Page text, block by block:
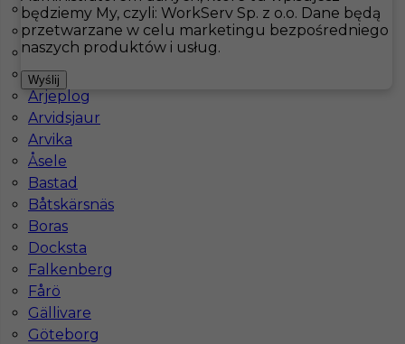
Hotistin Oferty pracyArchipelag Sztokholmski
Pokaż filtr
Åmmeberg
Angered
Archipelag Sztokholmski
Are
Arjeplog
Arvidsjaur
Arvika
Åsele
Bastad
Båtskärsnäs
Boras
Docksta
Falkenberg
Fårö
Gällivare
Göteborg
Praca dla kucharza w Szwecji
Kategoria Kuchnia
będziemy My, czyli: WorkServ Sp. z o.o. Dane będą
przetwarzane w celu marketingu bezpośredniego
naszych produktów i usług.
Wyślij